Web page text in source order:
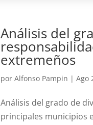
Análisis del
extremeños
porAlfonso Pampin |Ago
Análisis del grado de
principales municipios